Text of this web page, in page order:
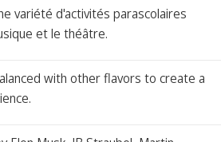
variété d'activités parascolaires
et le théâtre.
with other flavors to create a